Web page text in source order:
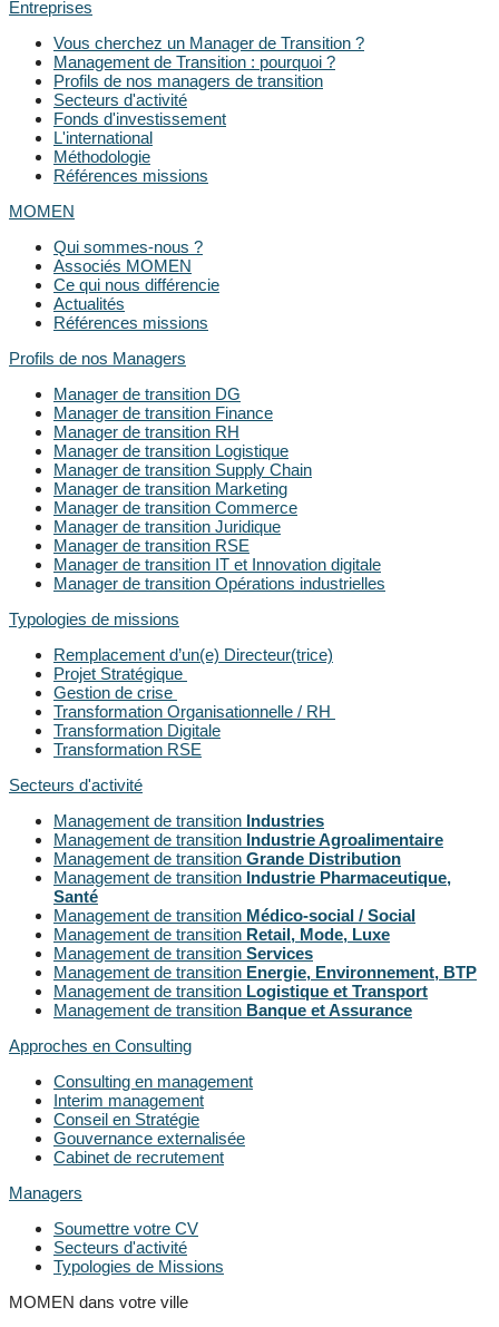
Entreprises
Vous cherchez un Manager de Transition ?
Management de Transition : pourquoi ?
Profils de nos managers de transition
Secteurs d'activité
Fonds d'investissement
L'international
Méthodologie
Références missions
MOMEN
Qui sommes-nous ?
Associés MOMEN
Ce qui nous différencie
Actualités
Références missions
Profils de nos Managers
Manager de transition DG
Manager de transition Finance
Manager de transition RH
Manager de transition Logistique
Manager de transition Supply Chain
Manager de transition Marketing
Manager de transition Commerce
Manager de transition Juridique
Manager de transition RSE
Manager de transition IT et Innovation digitale
Manager de transition Opérations industrielles
Typologies de missions
Remplacement d’un(e) Directeur(trice)
Projet Stratégique
Gestion de crise
Transformation Organisationnelle / RH
Transformation Digitale
Transformation RSE
Secteurs d'activité
Management de transition Industries
Management de transition Industrie Agroalimentaire
Management de transition Grande Distribution
Management de transition Industrie Pharmaceutique,
Santé
Management de transition Médico-social / Social
Management de transition Retail, Mode, Luxe
Management de transition Services
Management de transition Energie, Environnement, BTP
Management de transition Logistique et Transport
Management de transition Banque et Assurance
Approches en Consulting
Consulting en management
Interim management
Conseil en Stratégie
Gouvernance externalisée
Cabinet de recrutement
Managers
Soumettre votre CV
Secteurs d'activité
Typologies de Missions
MOMEN dans votre ville